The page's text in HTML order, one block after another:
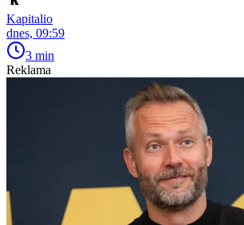
Kapitalio
dnes, 09:59
3 min
Reklama